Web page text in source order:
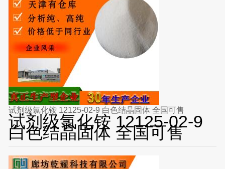
试剂级氯化铵 12125-02-9 白色结晶固体 全国可售
试剂级氯化铵 12125-02-9
白色结晶固体 全国可售